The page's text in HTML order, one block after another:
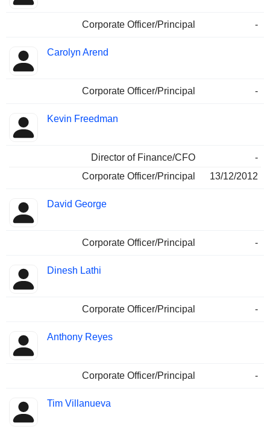
Corporate Officer/Principal -
Carolyn Arend
Corporate Officer/Principal -
Kevin Freedman
Director of Finance/CFO
-
Corporate Officer/Principal
13/12/2012
David George
Corporate Officer/Principal -
Dinesh Lathi
Corporate Officer/Principal -
Anthony Reyes
Corporate Officer/Principal -
Tim Villanueva